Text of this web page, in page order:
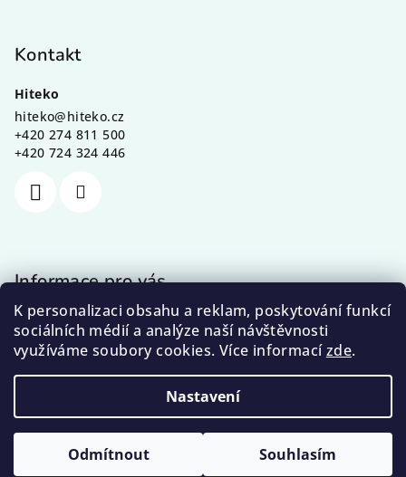
K personalizaci obsahu a reklam, poskytování funkcí
sociálních médií a analýze naší návštěvnosti
využíváme soubory cookies. Více informacízde.
Nastavení
Odmítnout Souhlasím
Kontakt
Hiteko
hiteko@hiteko.cz
+420 274 811 500
+420 724 324 446
Informace pro vás
Kontakty
Obchodní podmínky
Upravit nastavení cookies